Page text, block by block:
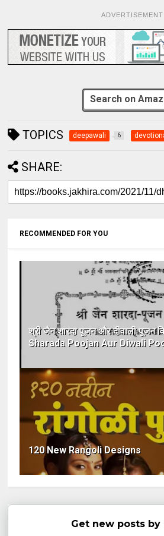
ADVERTISEMENT
Search on
TOPICS deepawali 6
SHARE:
RECOMMENDED FOR YOU
श्री जैन शारदा पूजन और दीवाली पूजन
Sharada Poojan Aur Diwali
120 New Rangoli Designs
Get new posts by